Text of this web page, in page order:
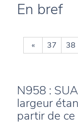
En bref
« 37 38
N958 :
largeur
partir de ce